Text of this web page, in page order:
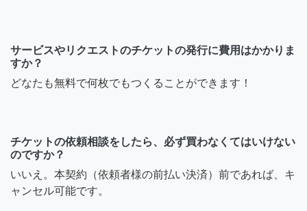
サービスやリクエストのチケットの発行に費用はかかりま
すか？
どなたも無料で何枚でもつくることができます！
チケットの依頼相談をしたら、必ず買わなくてはいけない
のですか？
いいえ。本契約（依頼者様の前払い決済）前であれば、キ
ャンセル可能です。